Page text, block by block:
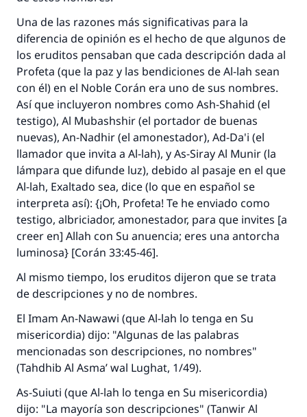
Una de las razones más significativas para la
diferencia de opinión es el hecho de que algunos de
los eruditos pensaban que cada descripción dada al
Profeta (que la paz y las bendiciones de Al-lah sean
con él) en el Noble Corán era uno de sus nombres.
Así que incluyeron nombres como Ash-Shahid (el
testigo), Al Mubashshir(el portador de buenas
nuevas), An-Nadhir(el amonestador), Ad-Da'i (el
llamador que invita a Al-lah), yAs-Siray Al Munir(la
lámpara que difunde luz), debido al pasaje en el que
Al-lah, Exaltado sea, dice (lo que en español se
interpreta así): {¡Oh, Profeta! Te he enviado como
testigo, albriciador, amonestador, para que invites [a
creer en] Allah con Su anuencia; eres una antorcha
luminosa} [Corán 33:45-46].
Al mismo tiempo, los eruditos dijeron que se trata
de descripciones y no de nombres.
El Imam An-Nawawi (que Al-lah lo tenga en Su
misericordia) dijo: "Algunas de las palabras
mencionadas son descripciones, no nombres"
(Tahdhib Al Asma’ wal Lughat, 1/49).
As-Suiuti (que Al-lah lo tenga en Su misericordia)
dijo: "La mayoría son descripciones" (Tanwir Al
La respuesta no. 110845 salvó un
matrimonio.
Desde la Q hasta la A, su contribución ayuda a
IslamQA.
Profeta ﷺ dijo:
"Una persona que orienta a otros a hacer el
bien obtendrá la misma recompensa que
aquellos que lo realicen."
(MUSLIM, 1893)
Contribuir